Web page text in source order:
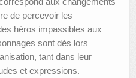
de percevoir les
héros impassibles aux
sont dès lors
tant dans leur
et expressions.